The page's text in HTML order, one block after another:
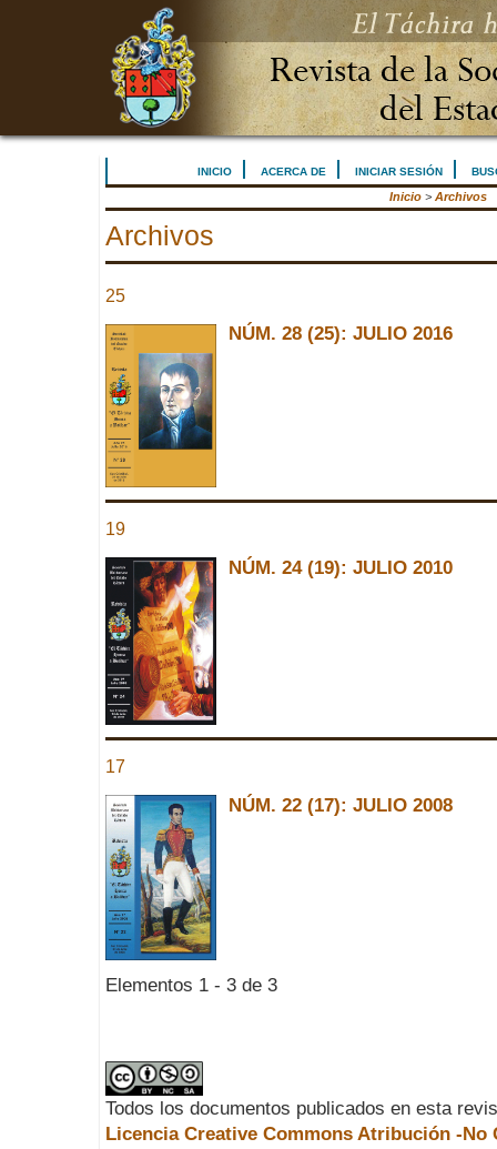
INICIO ACERCA DE INICIAR SESIÓN
Inicio > Archivos
Archivos
25
NÚM. 28 (25): JULIO 2016
19
NÚM. 24 (19): JULIO 2010
17
NÚM. 22 (17): JULIO 2008
Elementos 1 - 3 de 3
Todos los documentos publicados en esta
Licencia Creative Commons Atribución -